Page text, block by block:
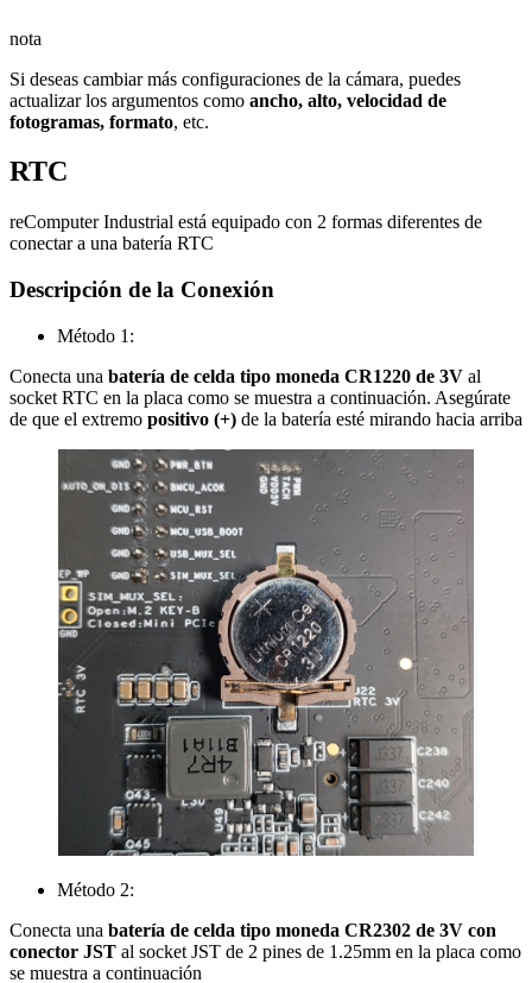
nota
Si deseas cambiar más configuraciones de la cámara, puedes
actualizar los argumentos como ancho, alto, velocidad de
fotogramas, formato, etc.
RTC
reComputer Industrial está equipado con 2 formas diferentes de
conectar a una batería RTC
Descripción de la Conexión
Método 1:
Conecta una batería de celda tipo moneda CR1220 de 3V al
socket RTC en la placa como se muestra a continuación. Asegúrate
de que el extremo positivo (+) de la batería esté mirando hacia arriba
Método 2:
Conecta una batería de celda tipo moneda CR2302 de 3V con
conector JST al socket JST de 2 pines de 1.25mm en la placa como
se muestra a continuación